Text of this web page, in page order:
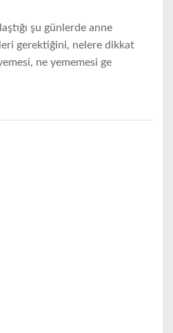
şu günlerde anne
gerektiğini, nelere dikkat
ne yememesi ge